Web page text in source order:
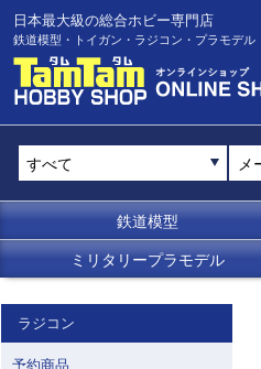
日本最大級の総合ホビー専門店
鉄道模型・トイガン・ラジコン・プラモデル
メ
鉄道模型
ミリタリープラモデル
ラジコン
予約商品